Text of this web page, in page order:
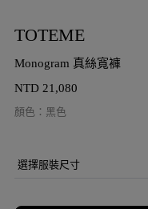
TOTEME
Monogram 真絲寬褲
NTD 21,080
顏色 ： 黑色
選擇服裝尺寸